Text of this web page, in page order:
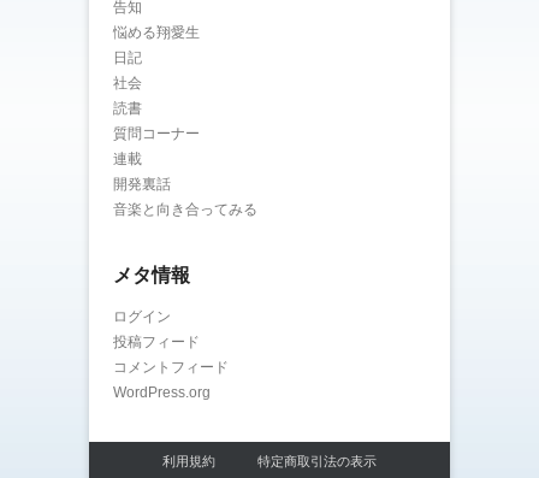
告知
悩める翔愛生
日記
社会
読書
質問コーナー
連載
開発裏話
音楽と向き合ってみる
メタ情報
ログイン
投稿フィード
コメントフィード
WordPress.org
利用規約 特定商取引法の表示